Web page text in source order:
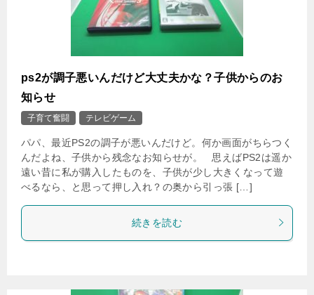
ps2が調子悪いんだけど大丈夫かな？子供からのお
知らせ
子育て奮闘 テレビゲーム
パパ、最近PS2の調子が悪いんだけど。何か画面がちらつく
んだよね、子供から残念なお知らせが。 思えばPS2は遥か
遠い昔に私が購入したものを、子供が少し大きくなって遊
べるなら、と思って押し入れ？の奥から引っ張 […]
続きを読む